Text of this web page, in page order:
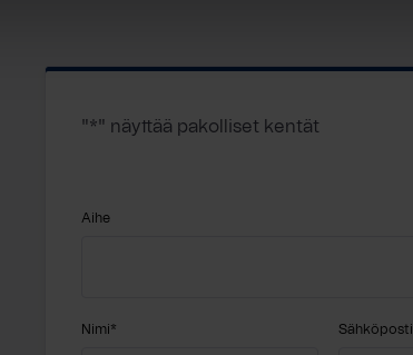
"*" näyttää pakolliset kentät
Aihe
Nimi* Sähköposti